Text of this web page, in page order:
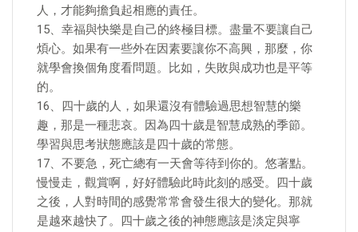
人，才能夠擔負起相應的責任。
15、幸福與快樂是自己的終極目標。盡量不要讓自己
煩心。如果有一些外在因素要讓你不高興，那麼，你
就學會換個角度看問題。比如，失敗與成功也是平等
的。
16、四十歲的人，如果還沒有體驗過思想智慧的樂
趣，那是一種悲哀。因為四十歲是智慧成熟的季節。
學習與思考狀態應該是四十歲的常態。
17、不要急，死亡總有一天會等待到你的。悠著點。
慢慢走，觀賞啊，好好體驗此時此刻的感受。四十歲
之後，人對時間的感覺常常會發生很大的變化。那就
是越來越快了。四十歲之後的神態應該是淡定與寧